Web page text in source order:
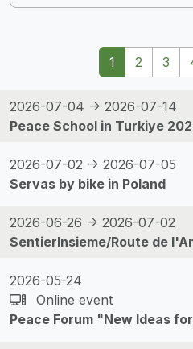
1 2 3
2026-07-04 -> 2026-07-14
Peace School in Turkiye
2026-07-02 -> 2026-07-05
Servas by bike in Poland
2026-06-26 -> 2026-07-02
SentierInsieme/Route de
2026-05-24
Online event
Peace Forum "New Ideas